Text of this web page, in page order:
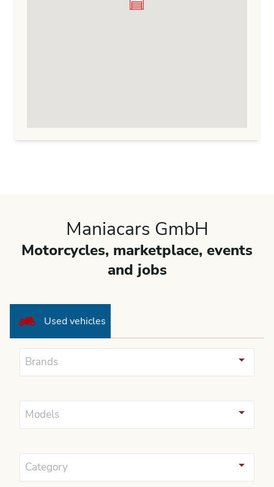
Maniacars GmbH
Motorcycles, marketplace, events
and jobs
Used vehicles
Brands
Models
Category